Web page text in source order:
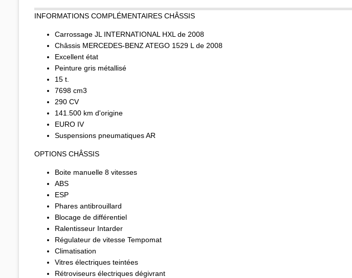
INFORMATIONS COMPLÉMENTAIRES CHÂSSIS
Carrossage JL INTERNATIONAL HXL de 2008
Châssis MERCEDES-BENZ ATEGO 1529 L de 2008
Excellent état
Peinture gris métallisé
15 t.
7698 cm3
290 CV
141.500 km d'origine
EURO IV
Suspensions pneumatiques AR
OPTIONS CHÂSSIS
Boite manuelle 8 vitesses
ABS
ESP
Phares antibrouillard
Blocage de différentiel
Ralentisseur Intarder
Régulateur de vitesse Tempomat
Climatisation
Vitres électriques teintées
Rétroviseurs électriques dégivrant